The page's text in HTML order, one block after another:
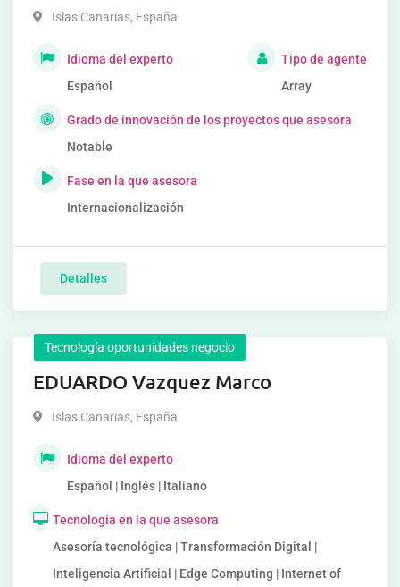
Islas Canarias, España
Idioma del experto
Español
Tipo de agente
Array
Grado de innovación de los proyectos que asesora
Notable
Fase en la que asesora
Internacionalización
Detalles
Tecnología oportunidades negocio
EDUARDO Vazquez Marco
Islas Canarias, España
Idioma del experto
Español | Inglés | Italiano
Tecnología en la que asesora
Asesoría tecnológica | Transformación Digital |
Inteligencia Artificial | Edge Computing | Internet of